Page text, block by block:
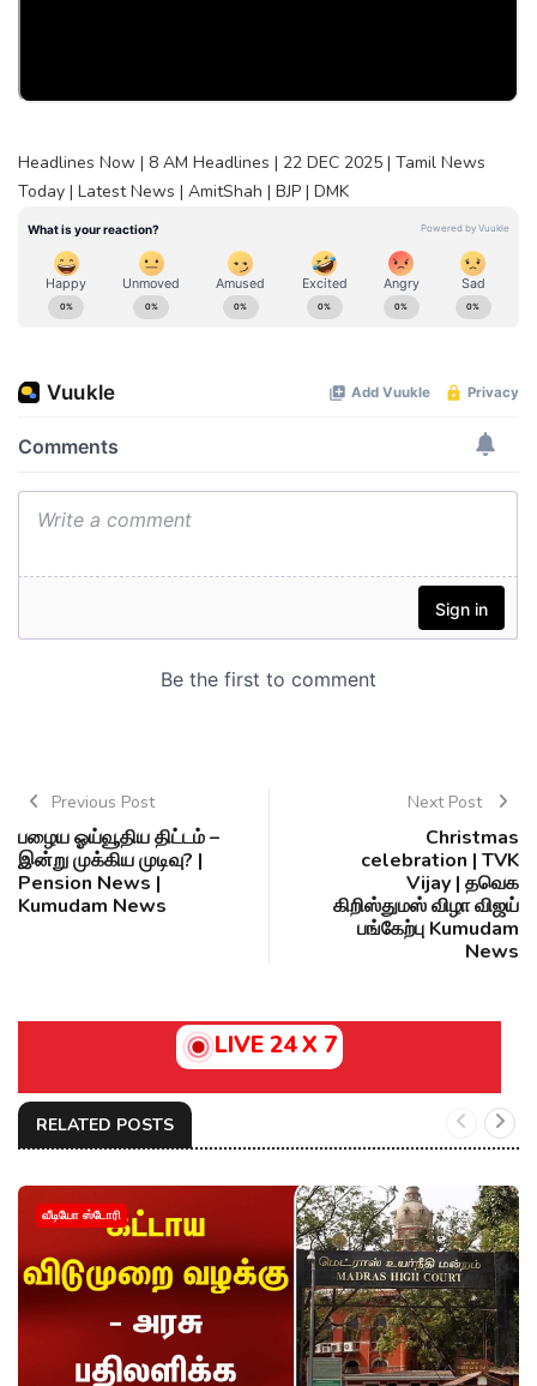
Headlines Now | 8 AM Headlines | 22 DEC 2025 | Tamil News
Today | Latest News | AmitShah | BJP | DMK
Previous Post
பழைய ஓய்வூதிய திட்டம் –
இன்று முக்கிய முடிவு? |
Pension News |
Kumudam News
Next Post
Christmas
celebration | TVK
Vijay | தவெக
கிறிஸ்துமஸ் விழா விஜய்
பங்கேற்பு Kumudam
News
LIVE 24 X 7
RELATED POSTS
வீடியோ ஸ்டோரி